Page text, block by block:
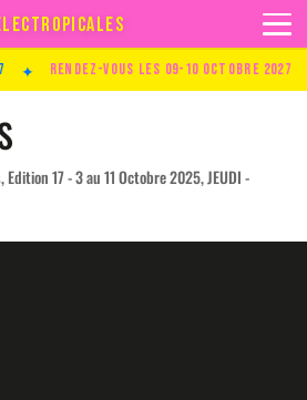
Rendez-vous les 09-10 Octobre 2027 ✦
,Edition 17 - 3 au 11 Octobre 2025,JEUDI -